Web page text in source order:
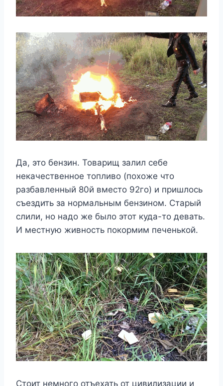
Да, это бензин. Товарищ залил себе
некачественное топливо (похоже что
разбавленный 80й вместо 92го) и пришлось
съездить за нормальным бензином. Старый
слили, но надо же было этот куда-то девать.
И местную живность покормим печенькой.
Стоит немного отъехать от цивилизации и